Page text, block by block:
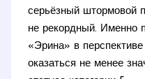
серьёзный штормовой
не рекордный. Именно
«Эрина» в
оказаться не менее